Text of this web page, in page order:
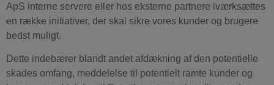
ApS interne servere eller hos eksterne partnere iværksættes
en række initiativer, der skal sikre vores kunder og brugere
bedst muligt.
Dette indebærer blandt andet afdækning af den potentielle
skades omfang, meddelelse til potentielt ramte kunder og